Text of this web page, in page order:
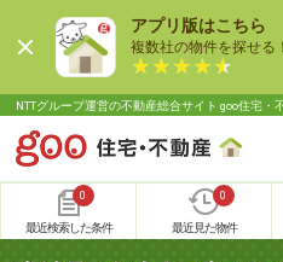
アプリ版はこちら
複数社の物件を探せる！
NTTグループ運営の不動産総合サイト goo住宅・
0
最近検索した条件
0
最近見た物件